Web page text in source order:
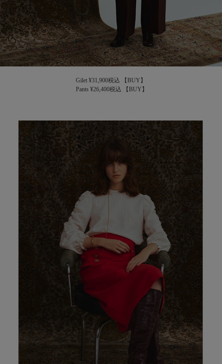
Gilet ¥31,900税込
【BUY】
Pants ¥26,400税込
【BUY】